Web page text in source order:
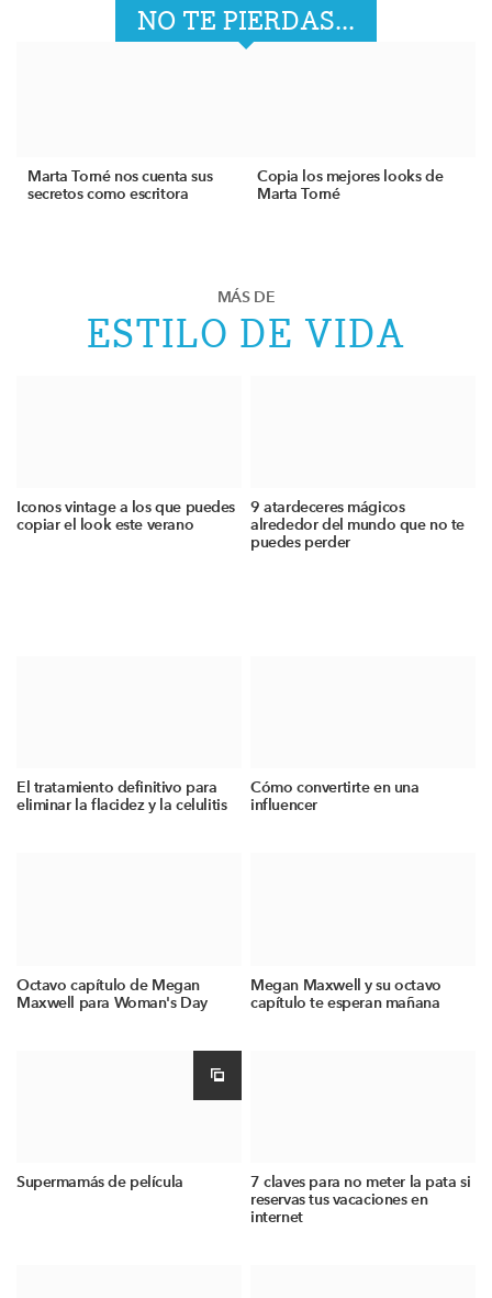
NO TE PIERDAS...
Marta Torné nos cuenta sus
secretos como escritora
Copia los mejores looks de
Marta Torné
MÁS DE
ESTILO DE VIDA
Iconos vintage a los que puedes
copiar el look este verano
9 atardeceres mágicos
alrededor del mundo que no te
puedes perder
El tratamiento definitivo para
eliminar la flacidez y la celulitis
Cómo convertirte en una
influencer
Octavo capítulo de Megan
Maxwell para Woman's Day
Megan Maxwell y su octavo
capítulo te esperan mañana
Supermamás de película
7 claves para no meter la pata si
reservas tus vacaciones en
internet